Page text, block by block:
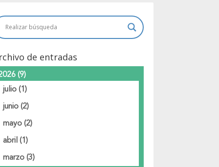
de entradas
(9)
julio(1)
junio(2)
mayo(2)
abril(1)
marzo(3)